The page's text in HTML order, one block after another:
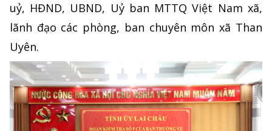
uỷ, HĐND, UBND, Uỷ ban MTTQ Việt Nam xã,
lãnh đạo các phòng, ban chuyên môn xã Than
Uyên.